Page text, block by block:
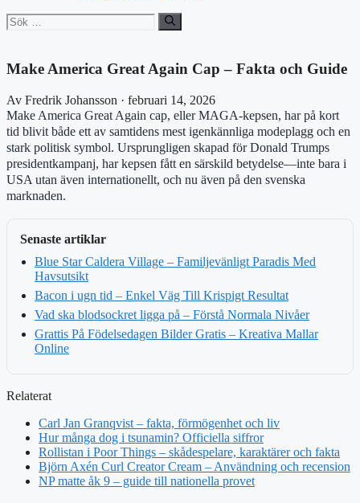
Sök
efter:
Make America Great Again Cap – Fakta och Guide
Av Fredrik Johansson · februari 14, 2026
Make America Great Again cap, eller MAGA-kepsen, har på kort
tid blivit både ett av samtidens mest igenkännliga modeplagg och en
stark politisk symbol. Ursprungligen skapad för Donald Trumps
presidentkampanj, har kepsen fått en särskild betydelse—inte bara i
USA utan även internationellt, och nu även på den svenska
marknaden.
Senaste artiklar
Blue Star Caldera Village – Familjevänligt Paradis Med
Havsutsikt
Bacon i ugn tid – Enkel Väg Till Krispigt Resultat
Vad ska blodsockret ligga på – Förstå Normala Nivåer
Grattis På Födelsedagen Bilder Gratis – Kreativa Mallar
Online
Relaterat
Carl Jan Granqvist – fakta, förmögenhet och liv
Hur många dog i tsunamin? Officiella siffror
Rollistan i Poor Things – skådespelare, karaktärer och fakta
Björn Axén Curl Creator Cream – Användning och recension
NP matte åk 9 – guide till nationella provet